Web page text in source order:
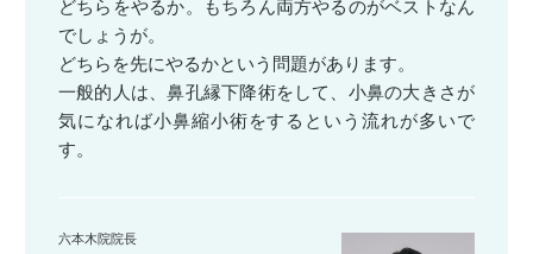
どちらをやるか。もちろん両方やるのがベストなん
でしょうが。
どちらを先にやるかという問題があります。
一般的人は、鼻孔縁下降術をして、小鼻の大きさが
気になれば小鼻縮小術をするという流れが多いで
す。
六本木院院長